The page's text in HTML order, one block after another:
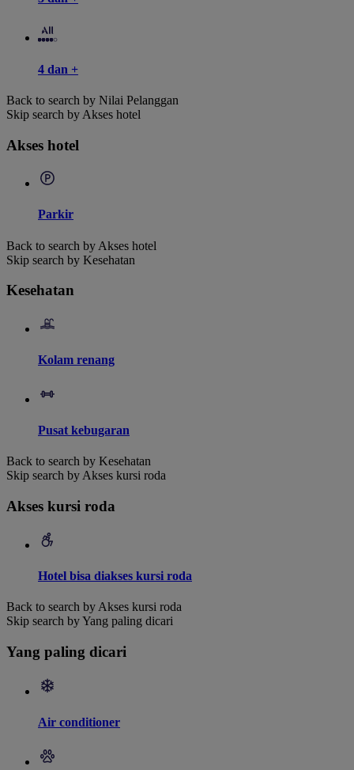
4 dan +
Back to search by Nilai Pelanggan
Skip search by Akses hotel
Akses hotel
Parkir
Back to search by Akses hotel
Skip search by Kesehatan
Kesehatan
Kolam renang
Pusat kebugaran
Back to search by Kesehatan
Skip search by Akses kursi roda
Akses kursi roda
Hotel bisa diakses kursi roda
Back to search by Akses kursi roda
Skip search by Yang paling dicari
Yang paling dicari
Air conditioner